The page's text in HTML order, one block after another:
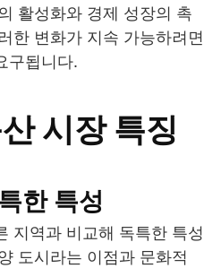
활성화와 경제 성장의 촉
한 변화가 지속 가능하려면
구됩니다.
시장 특징
한 특성
지역과 비교해 독특한 특성
도시라는 이점과 문화적